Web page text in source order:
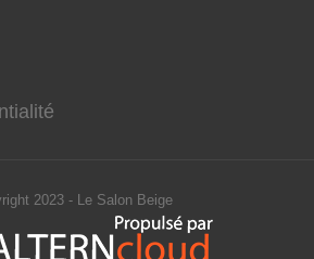
2023 - Le Salon Beige